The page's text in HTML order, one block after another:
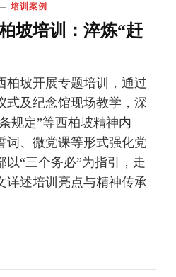
培训案例
坡培训：淬炼“赶
柏坡开展专题培训，通过
式及纪念馆现场教学，深
规定”等西柏坡精神内
词、微党课等形式强化党
以“三个务必”为指引，走
详述培训亮点与精神传承